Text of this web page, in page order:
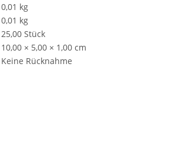
0,01 kg
0,01 kg
25,00 Stück
10,00 × 5,00 × 1,00 cm
Keine Rücknahme